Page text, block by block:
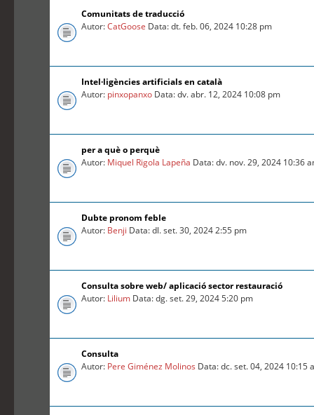
Comunitats de traducció
Autor:CatGoose Data: dt. feb. 06, 2024 10:28 pm
Intel·ligències artificials en català
Autor: pinxopanxo Data: dv. abr. 12, 2024 10:08 pm
per a què o perquè
Autor: Miquel Rigola Lapeña Data: dv. nov. 29, 2024 10:36
Dubte pronom feble
Autor: Benji Data: dl. set. 30, 2024 2:55 pm
Consulta sobre web/ aplicació sector restauració
Autor: Lilium Data: dg. set. 29, 2024 5:20 pm
Consulta
Autor: Pere Giménez Molinos Data: dc. set. 04, 2024 10:15